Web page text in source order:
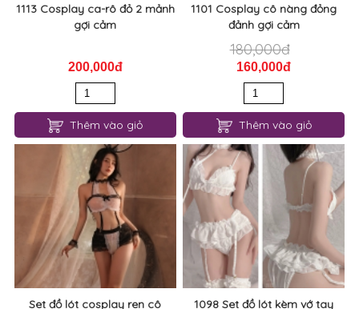
1113 Cosplay ca-rô đỏ 2 mảnh
gợi cảm
200,000đ
Thêm vào giỏ
1101 Cosplay cô nàng đỏng
đảnh gợi cảm
180,000đ
160,000đ
Thêm vào giỏ
Set đồ lót cosplay ren cô
1098 Set đồ lót kèm vớ tay